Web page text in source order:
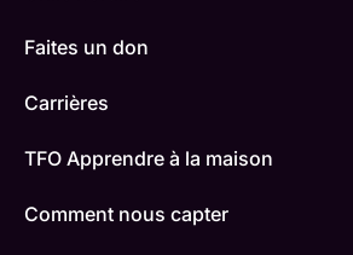
Faites un don
Carrières
TFO Apprendre à la maison
Comment nous capter